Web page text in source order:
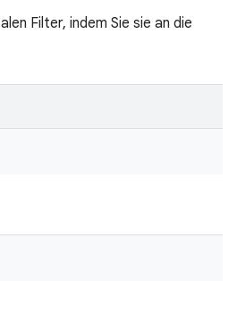
Filter, indem Sie sie an die